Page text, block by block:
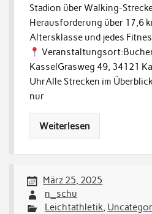
Stadion über Walking-
Herausforderung über 17,6
Altersklasse und jedes
KasselGrasweg 49, 34121
UhrAlle Strecken im
nur
Weiterlesen
März 25, 2025
n_schu
Leichtathletik,